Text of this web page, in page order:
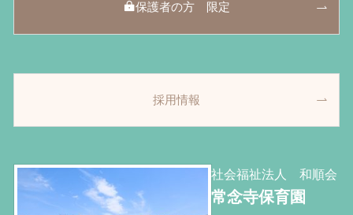
保護者の方 限定
採用情報
社会福祉法人 和順会
常念寺保育園